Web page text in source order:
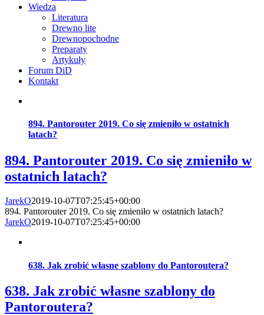
Wiedza
Literatura
Drewno lite
Drewnopochodne
Preparaty
Artykuły
Forum DiD
Kontakt
894. Pantorouter 2019. Co się zmieniło w ostatnich
latach?
894. Pantorouter 2019. Co się zmieniło w
ostatnich latach?
JarekO2019-10-07T07:25:45+00:00
894. Pantorouter 2019. Co się zmieniło w ostatnich latach?
JarekO2019-10-07T07:25:45+00:00
638. Jak zrobić własne szablony do Pantoroutera?
638. Jak zrobić własne szablony do
Pantoroutera?